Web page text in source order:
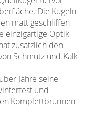
Die Kugeln
matt geschliffen
einzigartige Optik
zusätzlich den
Schmutz und Kalk
Jahre seine
und
Komplettbrunnen